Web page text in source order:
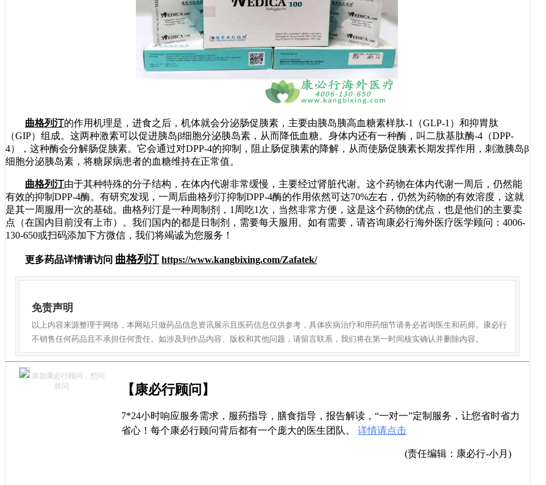
曲格列汀的作用机理是，进食之后，机体就会分泌肠促胰素，主要由胰岛胰高血糖素样肽-1（GLP-1）和抑胃肽
（GIP）组成。这两种激素可以促进胰岛β细胞分泌胰岛素，从而降低血糖。身体内还有一种酶，叫二肽基肽酶-4（DPP-
4），这种酶会分解肠促胰素。它会通过对DPP-4的抑制，阻止肠促胰素的降解，从而使肠促胰素长期发挥作用，刺激胰岛β
细胞分泌胰岛素，将糖尿病患者的血糖维持在正常值。
曲格列汀由于其种特殊的分子结构，在体内代谢非常缓慢，主要经过肾脏代谢。这个药物在体内代谢一周后，仍然能
有效的抑制DPP-4酶。有研究发现，一周后曲格列汀抑制DPP-4酶的作用依然可达70%左右，仍然为药物的有效溶度，这就
是其一周服用一次的基础。曲格列汀是一种周制剂，1周吃1次，当然非常方便，这是这个药物的优点，也是他们的主要卖
点（在国内目前没有上市）。我们国内的都是日制剂，需要每天服用。如有需要，请咨询康必行海外医疗医学顾问：4006-
130-650或扫码添加下方微信，我们将竭诚为您服务！
更多药品详情请访问 曲格列汀 https://www.kangbixing.com/Zafatek/
免责声明
以上内容来源整理于网络，本网站只做药品信息资讯展示且医药信息仅供参考，具体疾病治疗和用药细节请务必咨询医生和药师。康必行
不销售任何药品且不承担任何责任。如涉及到作品内容、版权和其他问题，请留言联系，我们将在第一时间核实确认并删除内容。
添加康必行顾问，想问
就问
【康必行顾问】
7*24小时响应服务需求，服药指导，膳食指导，报告解读，“一对一”定制服务，让您省时省力
省心！每个康必行顾问背后都有一个庞大的医生团队。 详情请点击
(责任编辑：康必行-小月)